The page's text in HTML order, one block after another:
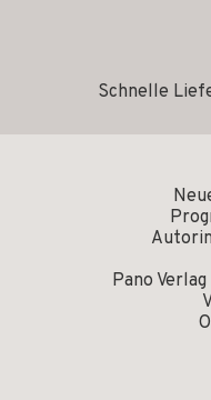
Schnelle
Pano